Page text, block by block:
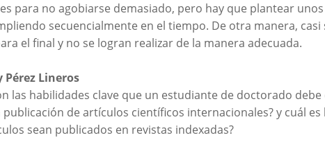
para no agobiarse demasiado, pero hay que plantear
secuencialmente en el tiempo. De otra manera,
el final y no se logran realizar de la manera adecuada.
Pérez Lineros
las habilidades clave que un estudiante de doctorado
publicación de artículos científicos internacionales? y cuál
sean publicados en revistas indexadas?